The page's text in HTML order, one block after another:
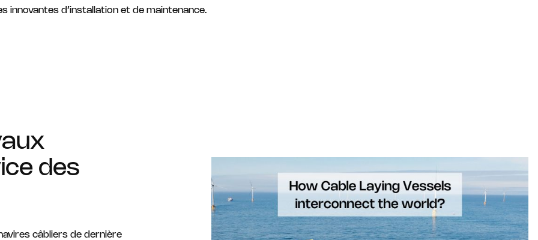
innovantes d’installation et de maintenance.
des
câbliers de dernière